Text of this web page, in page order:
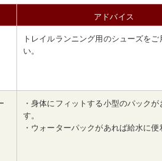
アドバイス
トレイルランニング用のシューズを
い。
・身体にフィットする小型のパック
す。
・ウォーターパックがあれば給水に